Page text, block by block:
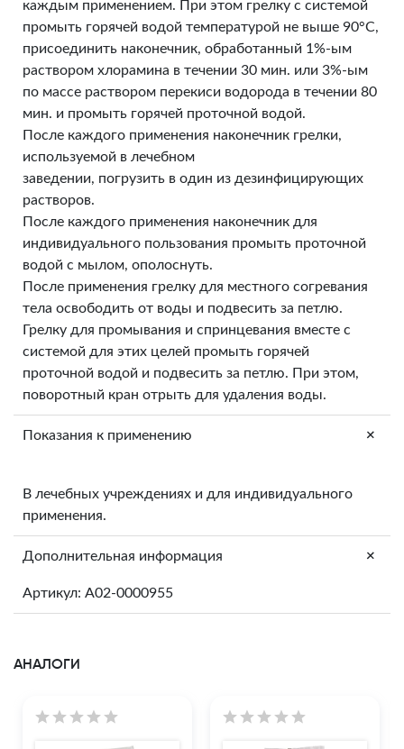
каждым применением. При этом грелку с системой
промыть горячей водой температурой не выше 90°С,
присоединить наконечник, обработанный 1%-ым
раствором хлорамина в течении 30 мин. или 3%-ым
по массе раствором перекиси водорода в течении 80
мин. и промыть горячей проточной водой.
После каждого применения наконечник грелки,
используемой в лечебном
заведении, погрузить в один из дезинфицирующих
растворов.
После каждого применения наконечник для
индивидуального пользования промыть проточной
водой с мылом, ополоснуть.
После применения грелку для местного согревания
тела освободить от воды и подвесить за петлю.
Грелку для промывания и спринцевания вместе с
системой для этих целей промыть горячей
проточной водой и подвесить за петлю. При этом,
поворотный кран отрыть для удаления воды.
Показания к применению +
В лечебных учреждениях и для индивидуального
применения.
Дополнительная информация +
Артикул: A02-0000955
АНАЛОГИ